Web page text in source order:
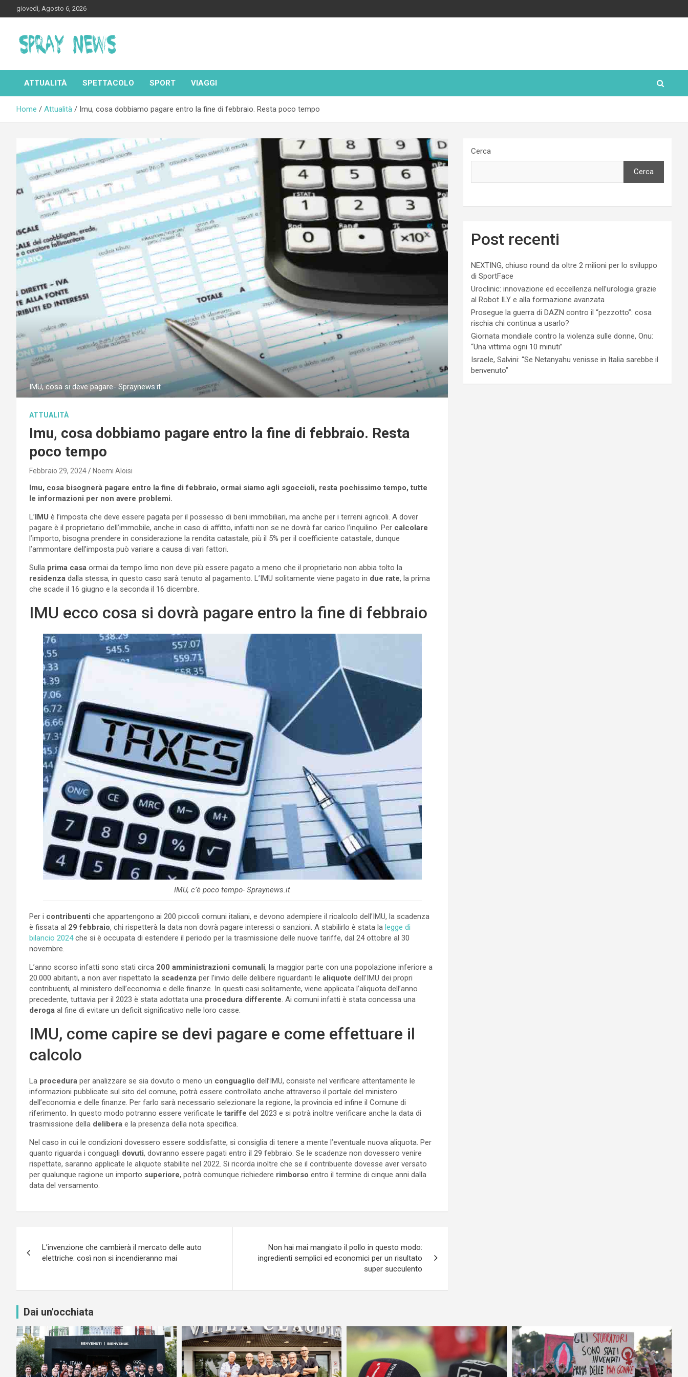
to
giovedì, Agosto 6, 2026
Spraynews.it
ATTUALITÀ SPETTACOLO SPORT VIAGGI
Home Attualità Imu, cosa dobbiamo pagare entro la fine di febbraio. Resta poco tempo
IMU, cosa si deve pagare- Spraynews.it
ATTUALITÀ
Imu, cosa dobbiamo pagare entro la fine di febbraio. Resta
poco tempo
Febbraio 29, 2024 Noemi Aloisi
Imu, cosa bisognerà pagare entro la fine di febbraio, ormai siamo agli sgoccioli, resta pochissimo tempo, tutte
le informazioni per non avere problemi.
L’IMU è l’imposta che deve essere pagata per il possesso di beni immobiliari, ma anche per i terreni agricoli. A dover
pagare è il proprietario dell’immobile, anche in caso di affitto, infatti non se ne dovrà far carico l’inquilino. Per calcolare
l’importo, bisogna prendere in considerazione la rendita catastale, più il 5% per il coefficiente catastale, dunque
l’ammontare dell’imposta può variare a causa di vari fattori.
Sulla prima casa ormai da tempo limo non deve più essere pagato a meno che il proprietario non abbia tolto la
residenza dalla stessa, in questo caso sarà tenuto al pagamento. L’IMU solitamente viene pagato in due rate, la prima
che scade il 16 giugno e la seconda il 16 dicembre.
IMU ecco cosa si dovrà pagare entro la fine di febbraio
IMU, c’è poco tempo- Spraynews.it
Per i contribuenti che appartengono ai 200 piccoli comuni italiani, e devono adempiere il ricalcolo dell’IMU, la scadenza
è fissata al 29 febbraio, chi rispetterà la data non dovrà pagare interessi o sanzioni. A stabilirlo è stata la legge di
bilancio 2024che si è occupata di estendere il periodo per la trasmissione delle nuove tariffe, dal 24 ottobre al 30
novembre.
L’anno scorso infatti sono stati circa 200 amministrazioni comunali, la maggior parte con una popolazione inferiore a
20.000 abitanti, a non aver rispettato la scadenza per l’invio delle delibere riguardanti le aliquote dell’IMU dei propri
contribuenti, al ministero dell’economia e delle finanze. In questi casi solitamente, viene applicata l’aliquota dell’anno
precedente, tuttavia per il 2023 è stata adottata una procedura differente . Ai comuni infatti è stata concessa una
deroga al fine di evitare un deficit significativo nelle loro casse.
IMU, come capire se devi pagare e come effettuare il
calcolo
La procedura per analizzare se sia dovuto o meno un conguaglio dell’IMU, consiste nel verificare attentamente le
informazioni pubblicate sul sito del comune, potrà essere controllato anche attraverso il portale del ministero
dell’economia e delle finanze. Per farlo sarà necessario selezionare la regione, la provincia ed infine il Comune di
riferimento. In questo modo potranno essere verificate letariffe del 2023 e si potrà inoltre verificare anche la data di
trasmissione della delibera e la presenza della nota specifica.
Nel caso in cui le condizioni dovessero essere soddisfatte, si consiglia di tenere a mente l’eventuale nuova aliquota. Per
quanto riguarda i conguagli dovuti, dovranno essere pagati entro il 29 febbraio. Se le scadenze non dovessero venire
rispettate, saranno applicate le aliquote stabilite nel 2022. Si ricorda inoltre che se il contribuente dovesse aver versato
per qualunque ragione un importo superiore, potrà comunque richiedere rimborso entro il termine di cinque anni dalla
data del versamento.
articoli
L’invenzione che cambierà il mercato delle auto
elettriche: così non si incendieranno mai
Non hai mai mangiato il pollo in questo modo:
ingredienti semplici ed economici per un risultato
super succulento
Cerca
Cerca
Post recenti
NEXTING, chiuso round da oltre 2 milioni per lo sviluppo
di SportFace
Uroclinic: innovazione ed eccellenza nell’urologia grazie
al Robot ILY e alla formazione avanzata
Prosegue la guerra di DAZN contro il “pezzotto”: cosa
rischia chi continua a usarlo?
Giornata mondiale contro la violenza sulle donne, Onu:
“Una vittima ogni 10 minuti”
Israele, Salvini: “Se Netanyahu venisse in Italia sarebbe il
benvenuto”
Dai un'occhiata